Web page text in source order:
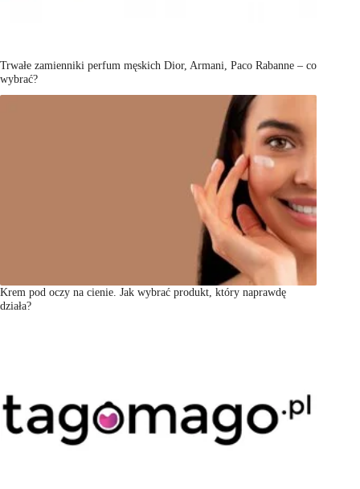
Trwałe zamienniki perfum męskich Dior, Armani, Paco Rabanne – co
wybrać?
Krem pod oczy na cienie. Jak wybrać produkt, który naprawdę
działa?